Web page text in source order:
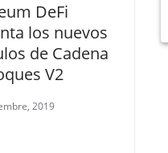
DeFi
los nuevos
de Cadena
V2
2019